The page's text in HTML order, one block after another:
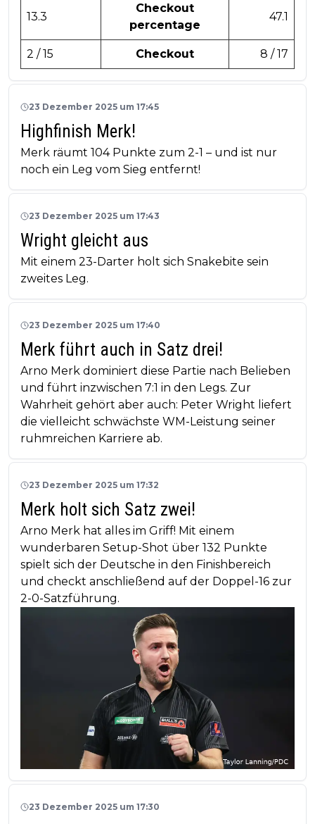
13.3
Checkout
percentage
47.1
2 / 15 Checkout 8 / 17
23 Dezember 2025 um 17:45
Highfinish Merk!
Merk räumt 104 Punkte zum 2-1 – und ist nur
noch ein Leg vom Sieg entfernt!
23 Dezember 2025 um 17:43
Wright gleicht aus
Mit einem 23-Darter holt sich Snakebite sein
zweites Leg.
23 Dezember 2025 um 17:40
Merk führt auch in Satz drei!
Arno Merk dominiert diese Partie nach Belieben
und führt inzwischen 7:1 in den Legs. Zur
Wahrheit gehört aber auch: Peter Wright liefert
die vielleicht schwächste WM-Leistung seiner
ruhmreichen Karriere ab.
23 Dezember 2025 um 17:32
Merk holt sich Satz zwei!
Arno Merk hat alles im Griff! Mit einem
wunderbaren Setup-Shot über 132 Punkte
spielt sich der Deutsche in den Finishbereich
und checkt anschließend auf der Doppel-16 zur
2-0-Satzführung.
23 Dezember 2025 um 17:30